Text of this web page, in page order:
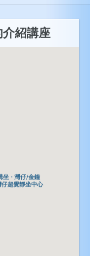
紹講座
坐 - 灣仔/金鐘
仔超覺靜坐中心
坐 - 灣仔/金鐘
仔超覺靜坐中心